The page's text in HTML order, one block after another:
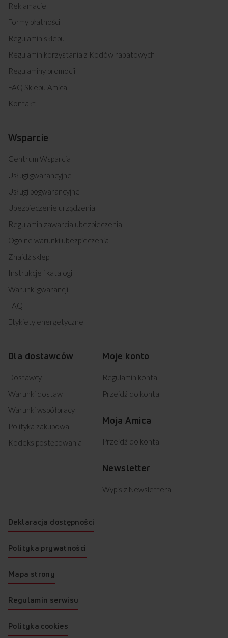
Reklamacje
Formy płatności
Regulamin sklepu
Regulamin korzystania z Kodów rabatowych
Regulaminy promocji
FAQ Sklepu Amica
Kontakt
Wsparcie
Centrum Wsparcia
Usługi gwarancyjne
Usługi pogwarancyjne
Ubezpieczenie urządzenia
Regulamin zawarcia ubezpieczenia
Ogólne warunki ubezpieczenia
Znajdź sklep
Instrukcje i katalogi
Warunki gwarancji
FAQ
Etykiety energetyczne
Dla dostawców
Dostawcy
Warunki dostaw
Warunki współpracy
Polityka zakupowa
Kodeks postępowania
Moje konto
Regulamin konta
Przejdź do konta
Moja Amica
Przejdź do konta
Newsletter
Wypis z Newslettera
Deklaracja dostępności
Polityka prywatności
Mapa strony
Regulamin serwisu
Polityka cookies